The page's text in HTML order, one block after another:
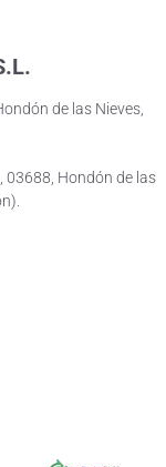
de las Nieves,
03688, Hondón de las